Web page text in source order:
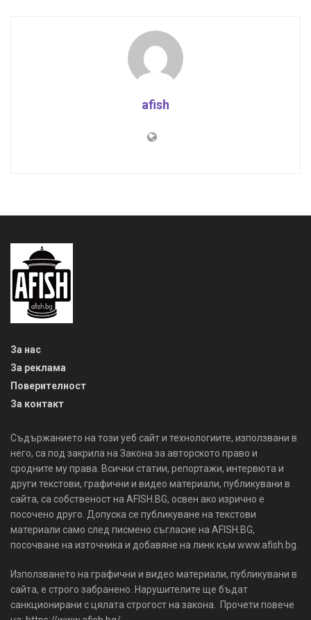
afish
За нас
За реклама
Поверителност
За контакт
Съдържанието на този уеб сайт и технологиите, използвани в
него, са под закрила на Закона за авторското право и
сродните му права. Всички статии, репортажи, интервюта и
други текстови, графични и видео материали, публикувани в
сайта, са собственост на AFISH.BG, освен ако изрично е
посочено друго. Допуска се публикуване на текстови
материали само след писмено съгласие на AFISH.BG,
посочване на източника и добавяне на линк към www.afish.bg.
Използването на графични и видео материали, публикувани в
сайта, е строго забранено. Нарушителите ще бъдат
санкционирани с цялата строгост на закона. Прочети повече